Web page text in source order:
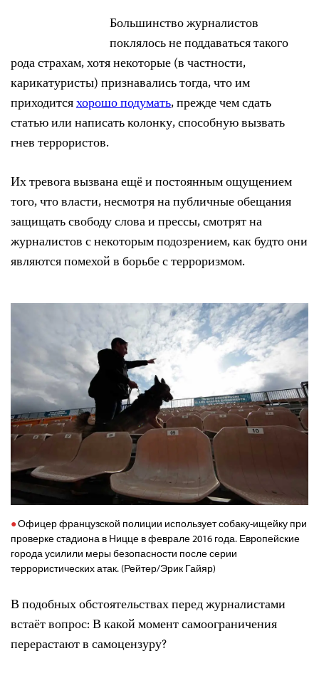
Большинство журналистов
поклялось не поддаваться такого
рода страхам, хотя некоторые (в частности,
карикатуристы) признавались тогда, что им
приходитсяхорошо подумать, прежде чем сдать
статью или написать колонку, способную вызвать
гнев террористов.
Их тревога вызвана ещё и постоянным ощущением
того, что власти, несмотря на публичные обещания
защищать свободу слова и прессы, смотрят на
журналистов с некоторым подозрением, как будто они
являются помехой в борьбе с терроризмом.
Офицер французской полиции использует собаку-ищейку при
проверке стадиона в Ницце в феврале 2016 года. Европейские
города усилили меры безопасности после серии
террористических атак. (Рейтер/Эрик Гайяр)
В подобных обстоятельствах перед журналистами
встаёт вопрос: В какой момент самоограничения
перерастают в самоцензуру?